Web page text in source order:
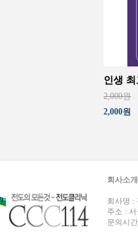
인생
2,000원
2,000원
회사소개
회사명 :
주소 :
문의시